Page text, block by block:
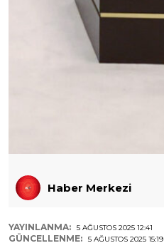
Haber Merkezi
YAYINLANMA: 5 AĞUSTOS 2025 12:41
GÜNCELLENME: 5 AĞUSTOS 2025 15:19